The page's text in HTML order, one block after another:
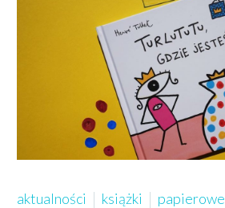
aktualności książki papierowe